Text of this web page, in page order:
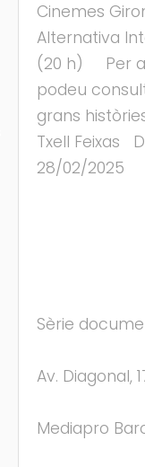
Cinemes
Alternativa
(20 h) Per a
podeu
grans
Txell Feixas
28/02/2025
Sèrie
Av. Diagonal,
Mediapro